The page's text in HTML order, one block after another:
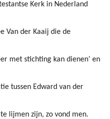
Kerk in Nederland
Van der Kaaij die de
met stichting kan dienen’ en
tussen Edward van der
lijmen zijn, zo vond men.